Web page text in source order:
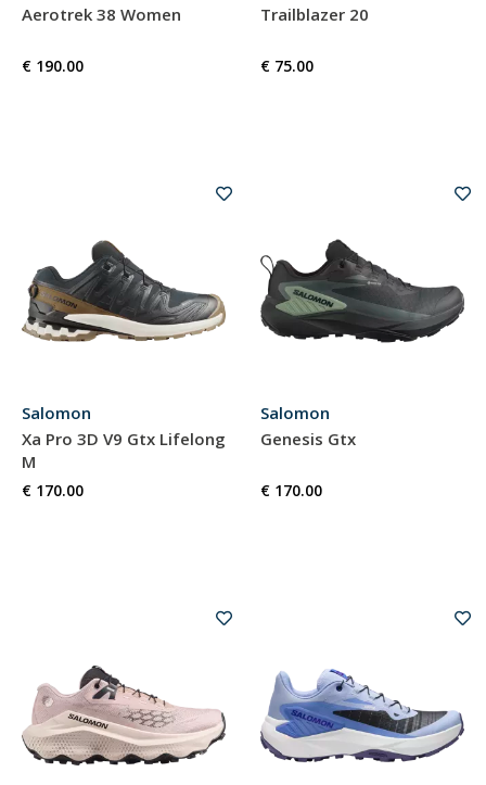
Aerotrek 38 Women
€ 190.00
Trailblazer 20
€ 75.00
Salomon
Xa Pro 3D V9 Gtx Lifelong
M
€ 170.00
Salomon
Genesis Gtx
€ 170.00